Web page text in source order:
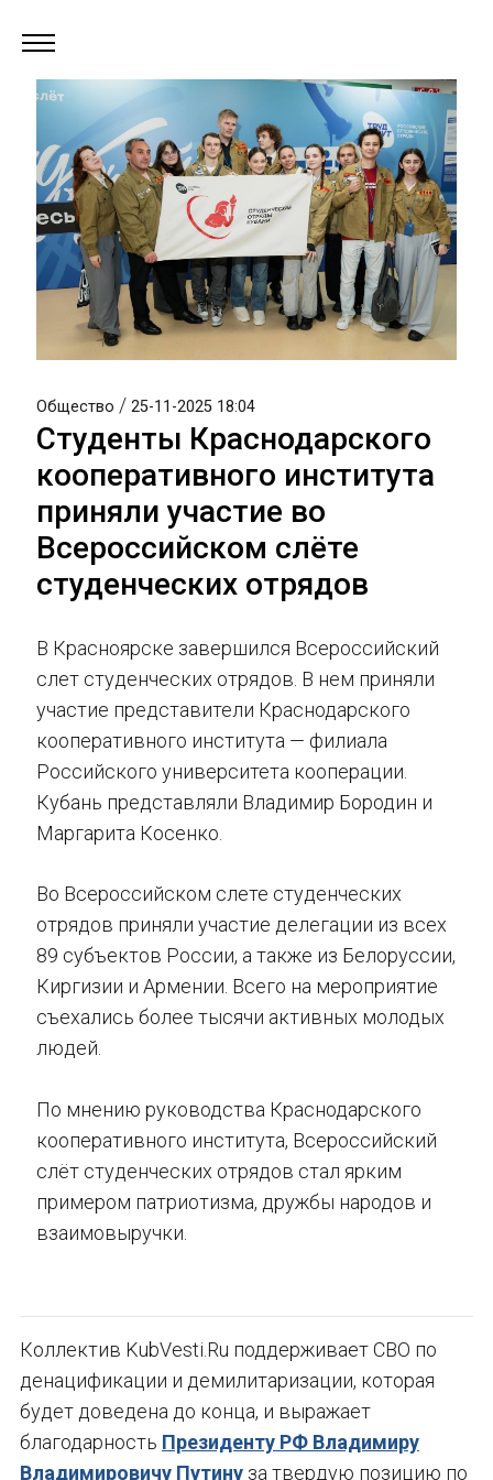
Общество / 25-11-2025 18:04
Студенты Краснодарского
кооперативного института
приняли участие во
Всероссийском слёте
студенческих отрядов
В Красноярске завершился Всероссийский
слет студенческих отрядов. В нем приняли
участие представители Краснодарского
кооперативного института — филиала
Российского университета кооперации.
Кубань представляли Владимир Бородин и
Маргарита Косенко.
Во Всероссийском слете студенческих
отрядов приняли участие делегации из всех
89 субъектов России, а также из Белоруссии,
Киргизии и Армении. Всего на мероприятие
съехались более тысячи активных молодых
людей.
По мнению руководства Краснодарского
кооперативного института, Всероссийский
слёт студенческих отрядов стал ярким
примером патриотизма, дружбы народов и
взаимовыручки.
Коллектив KubVesti.Ru поддерживает СВО по
денацификации и демилитаризации, которая
будет доведена до конца, и выражает
благодарность Президенту РФ Владимиру
Владимировичу Путину за твердую позицию по